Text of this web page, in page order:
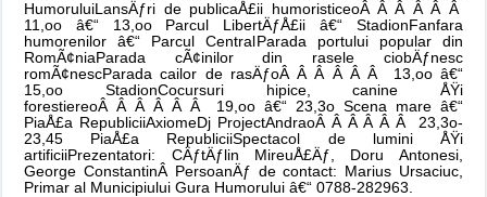
HumoruluiLansÄƒri de publicaÅ£ii humoristiceoÂ Â Â Â Â Â
11,oo â€“ 13,oo Parcul LibertÄƒÅ£ii â€“ StadionFanfara
humorenilor â€“ Parcul CentralParada portului popular din
RomÃ¢niaParada cÃ¢inilor din rasele ciobÄƒnesc
romÃ¢nescParada cailor de rasÄƒoÂ Â Â Â Â Â 13,oo â€“
15,oo StadionCocursuri hipice, canine ÅŸi
forestiereoÂ Â Â Â Â Â 19,oo â€“ 23,3o Scena mare â€“
PiaÅ£a RepubliciiAxiomeDj ProjectAndraoÂ Â Â Â Â Â 23,3o-
23,45 PiaÅ£a RepubliciiSpectacol de lumini ÅŸi
artificiiPrezentatori: CÄƒtÄƒlin MireuÅ£Äƒ, Doru Antonesi,
George ConstantinÂ PersoanÄƒ de contact: Marius Ursaciuc,
Primar al Municipiului Gura Humorului â€“ 0788-282963.